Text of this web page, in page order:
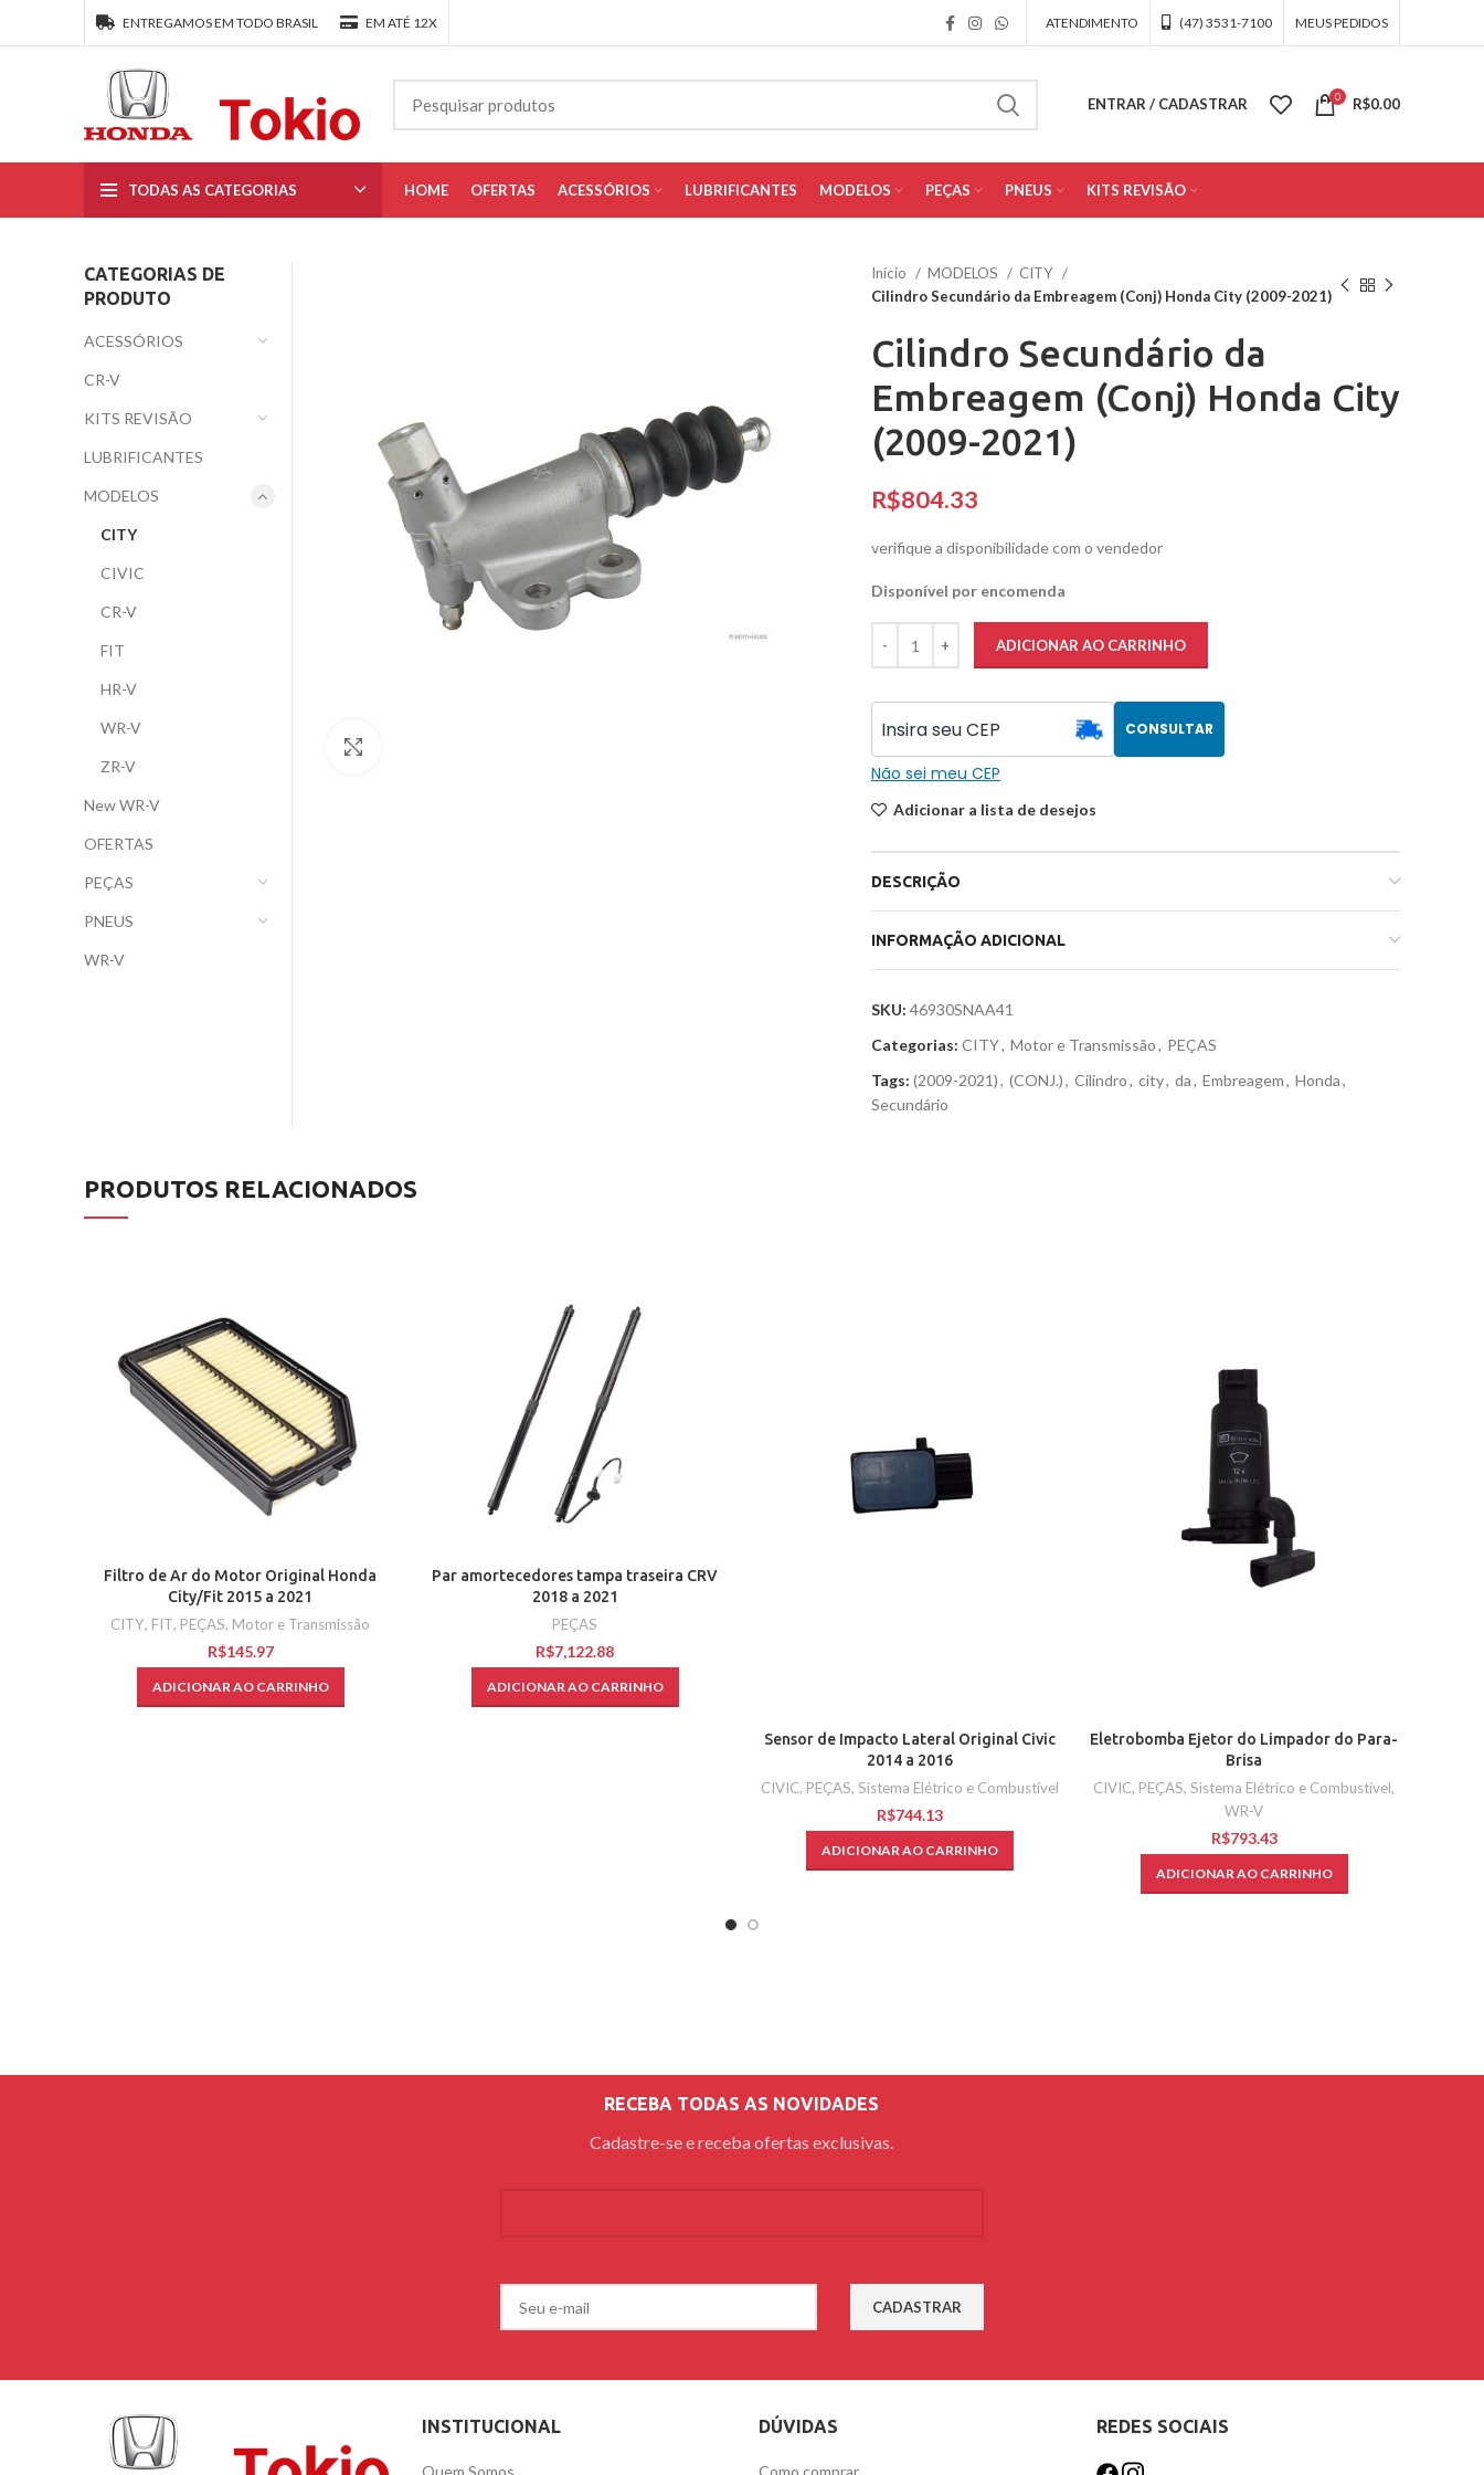
ENTREGAMOS EM TODO BRASIL EM ATÉ 12X ATENDIMENTO (47) 3531-7100 MEUS PEDIDOS
ENTRAR / CADASTRAR 0 R$0.00
TODAS AS CATEGORIAS HOME OFERTAS ACESSÓRIOS LUBRIFICANTES MODELOS PEÇAS PNEUS KITS REVISÃO
Início MODELOS
CITY
Cilindro Secundário da Embreagem (Conj) Honda City (2009-2021)
Cilindro Secundário da
Embreagem (Conj) Honda City
(2009-2021)
R$
verifique a disponibilidade com o vendedor
Disponível por encomenda
ADICIONAR AO CARRINHO
CONSULTAR
Não sei meu CEP
Adicionar a lista de desejos
DESCRIÇÃO
INFORMAÇÃO ADICIONAL
SKU: 46930SNAA41
Categorias: CITY, Motor e Transmissão, PEÇAS
Tags: (2009-2021), (CONJ.), Cilindro, city, da, Embreagem, Honda,
Secundário
CATEGORIAS DE
PRODUTO
ACESSÓRIOS
CR-V
KITS REVISÃO
LUBRIFICANTES
MODELOS
CITY
CIVIC
CR-V
FIT
HR-V
WR-V
ZR-V
New WR-V
OFERTAS
PEÇAS
PNEUS
WR-V
PRODUTOS RELACIONADOS
Filtro de Ar do Motor Original Honda
City/Fit 2015 a 2021
CITY, FIT, PEÇAS, Motor e Transmissão
R$
ADICIONAR AO CARRINHO
Par amortecedores tampa traseira CRV
2018 a 2021
PEÇAS
R$
ADICIONAR AO CARRINHO
Sensor de Impacto Lateral Original Civic
2014 a 2016
CIVIC, PEÇAS, Sistema Elétrico e Combustível
R$
ADICIONAR AO CARRINHO
Eletrobomba Ejetor do Limpador do Para-
Brisa
CIVIC, PEÇAS, Sistema Elétrico e Combustível,
WR-V
R$
ADICIONAR AO CARRINHO
RECEBA TODAS AS NOVIDADES
Cadastre-se e receba ofertas exclusivas.
INSTITUCIONAL DÚVIDAS REDES SOCIAIS